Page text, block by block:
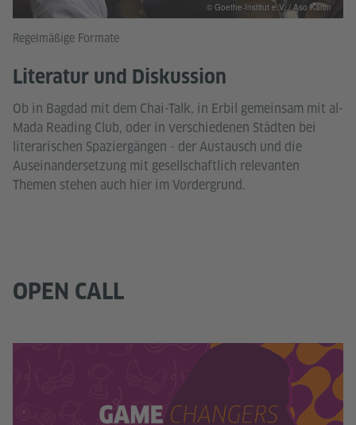
Regelmäßige Formate
Literatur und Diskussion
Ob in Bagdad mit dem Chai-Talk, in Erbil gemeinsam mit al-
Mada Reading Club, oder in verschiedenen Städten bei
literarischen Spaziergängen - der Austausch und die
Auseinandersetzung mit gesellschaftlich relevanten
Themen stehen auch hier im Vordergrund.
© Goethe-Institut e.V. / Aso Karim
OPEN CALL